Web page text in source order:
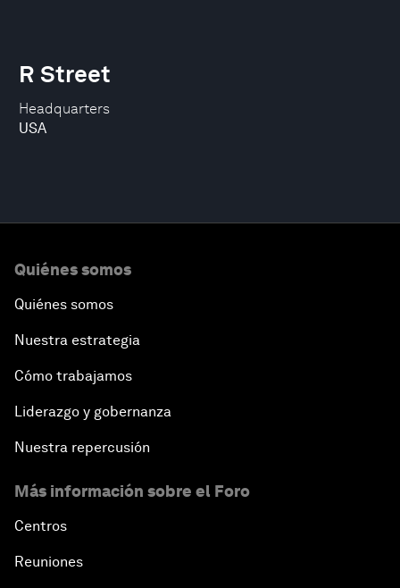
Headquarters
USA
R Street
Quiénes somos
Quiénes somos
Nuestra estrategia
Cómo trabajamos
Liderazgo y gobernanza
Nuestra repercusión
Más información sobre el Foro
Centros
Reuniones